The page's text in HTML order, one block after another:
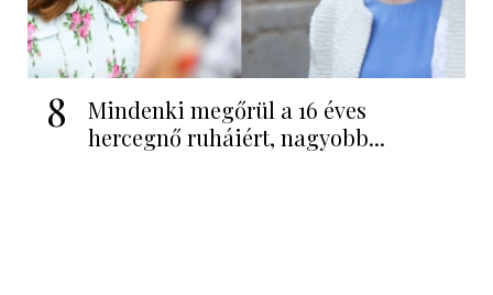
8
Mindenki megőrül a 16 éves
hercegnő ruháiért, nagyobb...